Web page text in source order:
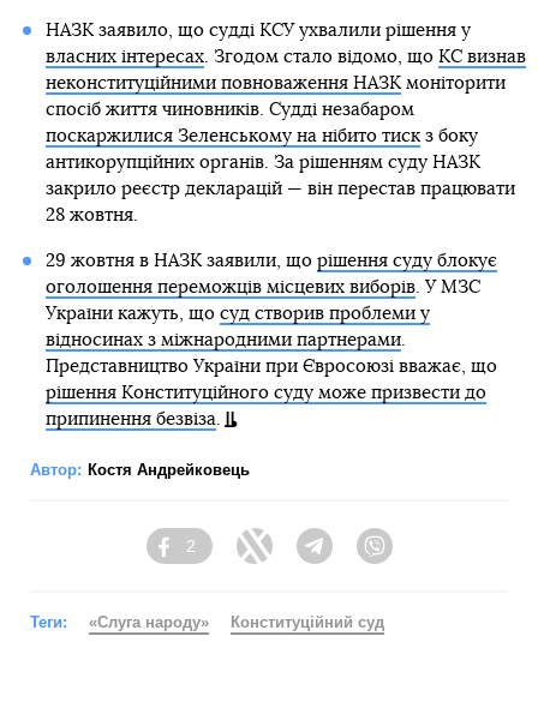
НАЗК заявило, що судді КСУ ухвалили рішення у
власних інтересах. Згодом стало відомо, що КС визнав
неконституційними повноваження НАЗКмоніторити
спосіб життя чиновників. Судді незабаром
поскаржилися Зеленському на нібито тискз боку
антикорупційних органів. За рішенням суду НАЗК
закрило реєстр декларацій — він перестав працювати
28 жовтня.
29 жовтня в НАЗК заявили, що рішення суду блокує
оголошення переможців місцевих виборів. У МЗС
України кажуть, що суд створив проблеми у
відносинах з міжнародними партнерами.
Представництво України при Євросоюзі вважає, що
рішення Конституційного суду може призвести до
припинення безвіза
Автор: Костя Андрейковець
Facebook
2
Twitter TelegramViber
Теги: «Слуга народу» Конституційний суд